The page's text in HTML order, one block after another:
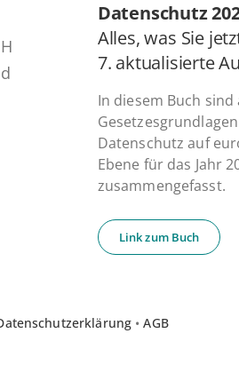
Daten­schutz
Alles, was Sie
7. ak­tua­li­sier­te
In diesem Buch
Datenschutz auf
Ebene für das Jahr
zusammengefasst.
Link zum Buch
•AGB